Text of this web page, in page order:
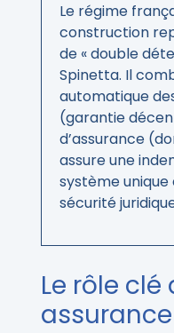
Le régime
construction
de « double
Spinetta. Il
automatique
(garantie
d’assurance
assure une
système
sécurité
Le rôle clé